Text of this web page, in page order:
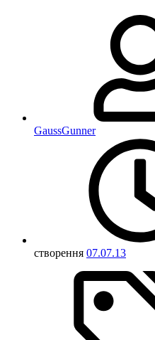
GaussGunner
створення 07.07.13